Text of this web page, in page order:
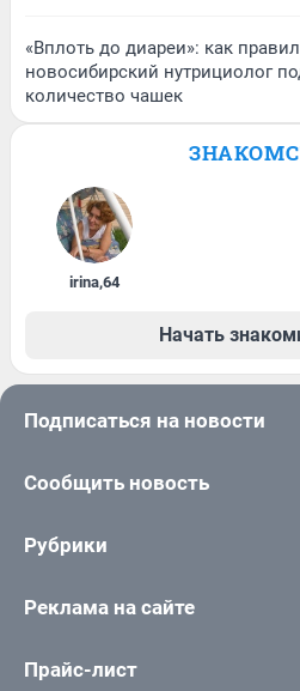
«Вплоть до диареи»: как
новосибирский нутрициолог
количество чашек
irina,64
Начать
Подписаться на новости
Сообщить новость
Рубрики
Реклама на сайте
Прайс-лист